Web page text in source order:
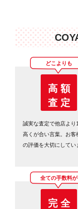
どこよりも
高 額
査 定
誠実な査定で他店より
高くが合い言葉。お客
の評価を大切にしてい
全ての手数料が
完 全